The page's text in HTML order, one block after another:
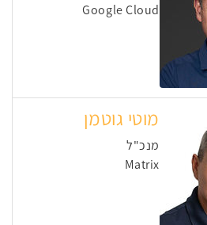
Google Cloud
מוטי גוטמן
מנכ"ל
Matrix